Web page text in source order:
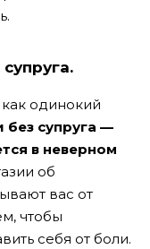
одинокий
без супруга —
в неверном
об
вас от
чтобы
себя от боли.